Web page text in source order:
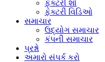
ફેક્ટરી શો
ફેક્ટરી વિડિઓ
સમાચાર
ઉદ્યોગ સમાચાર
કંપની સમાચાર
પ્રશ્નો
અમારો સંપર્ક કરો